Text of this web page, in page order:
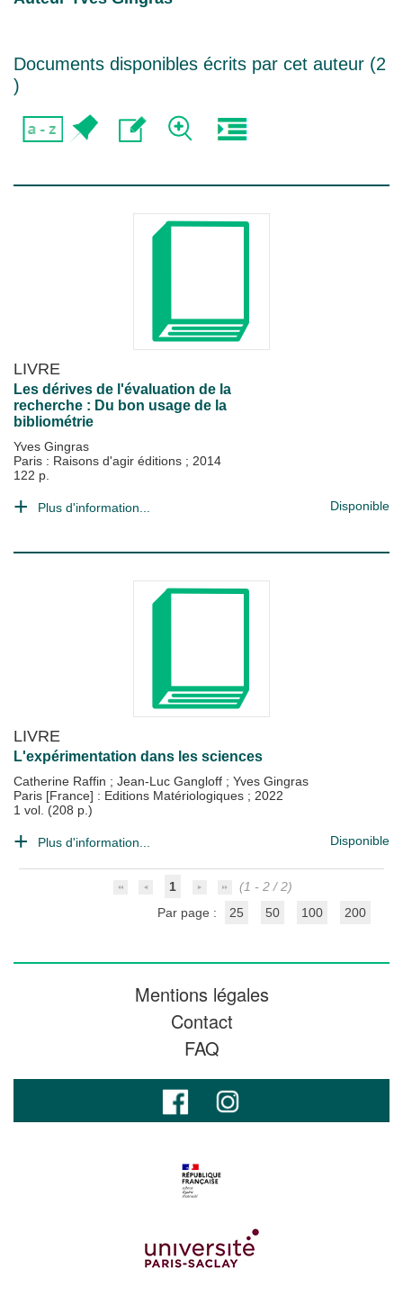
Documents disponibles écrits par cet auteur (2
)
LIVRE
Les dérives de l'évaluation de la
recherche : Du bon usage de la
bibliométrie
Yves Gingras
Paris : Raisons d'agir éditions ; 2014
122 p.
Plus d'information... Disponible
LIVRE
L'expérimentation dans les sciences
Catherine Raffin ; Jean-Luc Gangloff ; Yves Gingras
Paris [France] : Editions Matériologiques ; 2022
1 vol. (208 p.)
Plus d'information... Disponible
1
(1 - 2 / 2)
Par page :
25 50 100 200
Mentions légales
Contact
FAQ